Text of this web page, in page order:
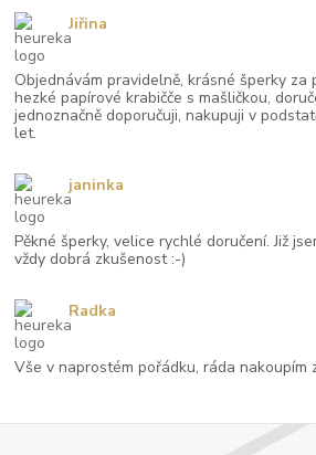
Objednávám pravidelně, krásné šperky za
hezké papírové krabičče s mašličkou,
jednoznačně doporučuji, nakupuji v
let.
Jiřina
Pěkné šperky, velice rychlé doručení. Již
vždy dobrá zkušenost :-)
janinka
Vše v naprostém pořádku, ráda nakoupím
Radka